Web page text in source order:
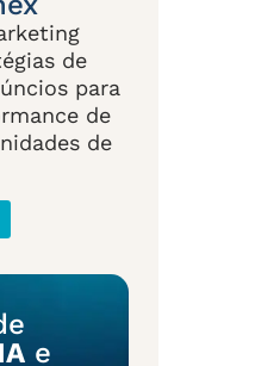
de
para
de
de
e